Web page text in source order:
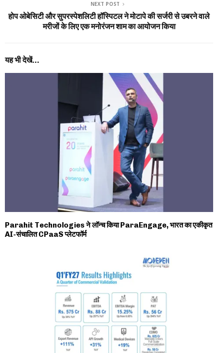
NEXT POST
होप ओबेसिटी और सुपरस्पेशलिटी हॉस्पिटल ने मोटापे की सर्जरी से उबरने वाले
मरीजों के लिए एक मनोरंजन शाम का आयोजन किया
यह भी देखें...
Parahit Technologies ने लॉन्च किया ParaEngage, भारत का एकीकृत
AI-संचालित CPaaS प्लेटफॉर्म